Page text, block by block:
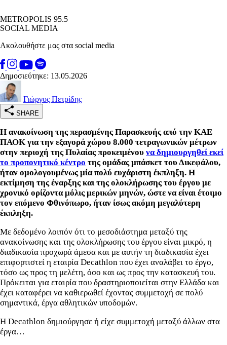
METROPOLIS 95.5
SOCIAL MEDIA
Ακολουθήστε μας στα social media
Δημοσιεύτηκε: 13.05.2026
Γιώργος Πετρίδης
SHARE
Η ανακοίνωση της περασμένης Παρασκευής από την ΚΑΕ
ΠΑΟΚ για την εξαγορά χώρου 8.000 τετραγωνικών μέτρων
στην περιοχή της Πυλαίας προκειμένου να δημιουργηθεί εκεί
το προπονητικό κέντρο της ομάδας μπάσκετ του Δικεφάλου,
ήταν ομολογουμένως μία πολύ ευχάριστη έκπληξη. Η
εκτίμηση της έναρξης και της ολοκλήρωσης του έργου με
χρονικό ορίζοντα μόλις μερικών μηνών, ώστε να είναι έτοιμο
τον επόμενο Φθινόπωρο, ήταν ίσως ακόμη μεγαλύτερη
έκπληξη.
Με δεδομένο λοιπόν ότι το μεσοδιάστημα μεταξύ της
ανακοίνωσης και της ολοκλήρωσης του έργου είναι μικρό, η
διαδικασία προχωρά άμεσα και με αυτήν τη διαδικασία έχει
επιφορτιστεί η εταιρία Decathlon που έχει αναλάβει το έργο,
τόσο ως προς τη μελέτη, όσο και ως προς την κατασκευή του.
Πρόκειται για εταιρία που δραστηριοποιείται στην Ελλάδα και
έχει καταφέρει να καθιερωθεί έχοντας συμμετοχή σε πολύ
σημαντικά, έργα αθλητικών υποδομών.
Η Decathlon δημιούργησε ή είχε συμμετοχή μεταξύ άλλων στα
έργα…